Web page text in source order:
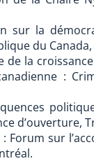
sur la
du
de la
:
d’ouverture,
Forum sur